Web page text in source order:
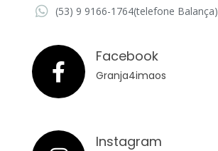
(53) 9 9166-1764(telefone Balança)
Facebook
Granja4imaos
Instagram